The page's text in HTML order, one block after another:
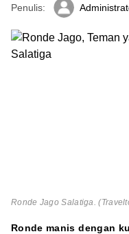
Penulis:
Ronde Jago Salatiga.
Ronde manis dengan